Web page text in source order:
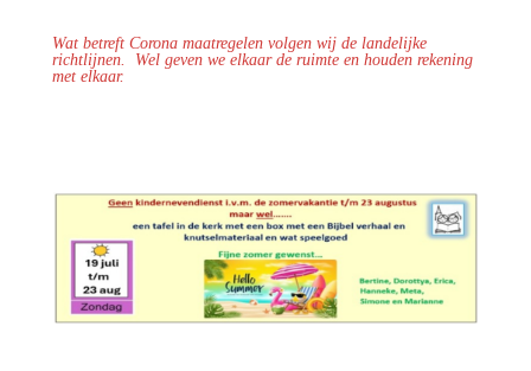
Wat betreft Corona maatregelen volgen wij de landelijke
richtlijnen. Wel geven we elkaar de ruimte en houden rekening
met elkaar.